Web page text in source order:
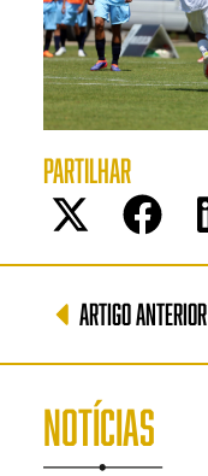
PARTILHAR
ARTIGO ANTERIOR
NOTÍCIAS